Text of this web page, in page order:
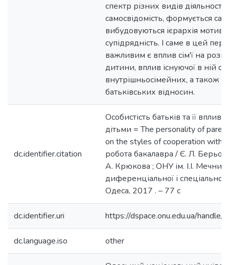
спектр різних видів
самосвідомість, формується
вибудовуються ієрархія
супідрядність. І саме в цей
важливим є вплив сім'ї на
дитини, вплив існуючої в ній
внутрішньосімейних, а також
батьківських відносин.
dc.identifier.citation
Особистість батьків та її вплив
дітьми = The personality of
on the styles of cooperation with
робота бакалавра / Є. Л.
А. Крюкова ; ОНУ ім. І.І.
диференціальної і спеціальної
Одеса, 2017 . – 77 с
dc.identifier.uri https://dspace.onu.edu.ua/
dc.language.iso other